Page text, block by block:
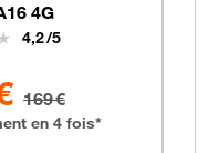
4G
Note
4,2/5
169 €
en 4 fois*